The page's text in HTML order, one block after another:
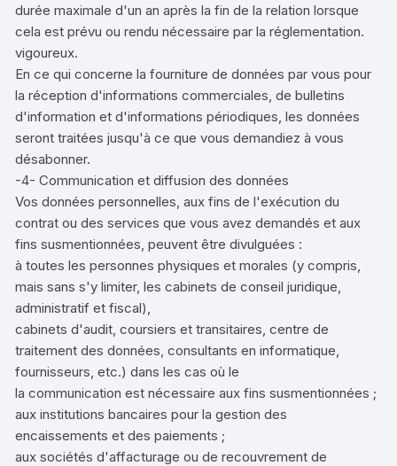
durée maximale d'un an après la fin de la relation lorsque
cela est prévu ou rendu nécessaire par la réglementation.
vigoureux.
En ce qui concerne la fourniture de données par vous pour
la réception d'informations commerciales, de bulletins
d'information et d'informations périodiques, les données
seront traitées jusqu'à ce que vous demandiez à vous
désabonner.
-4- Communication et diffusion des données
Vos données personnelles, aux fins de l'exécution du
contrat ou des services que vous avez demandés et aux
fins susmentionnées, peuvent être divulguées :
à toutes les personnes physiques et morales (y compris,
mais sans s'y limiter, les cabinets de conseil juridique,
administratif et fiscal),
cabinets d'audit, coursiers et transitaires, centre de
traitement des données, consultants en informatique,
fournisseurs, etc.) dans les cas où le
la communication est nécessaire aux fins susmentionnées ;
aux institutions bancaires pour la gestion des
encaissements et des paiements ;
aux sociétés d'affacturage ou de recouvrement de